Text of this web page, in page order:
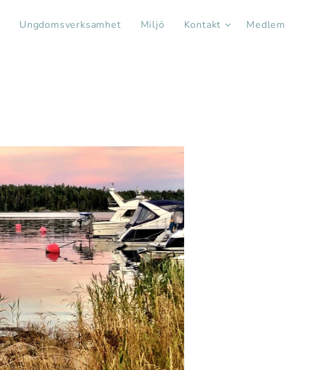
Ungdomsverksamhet Miljö Kontakt Medlem